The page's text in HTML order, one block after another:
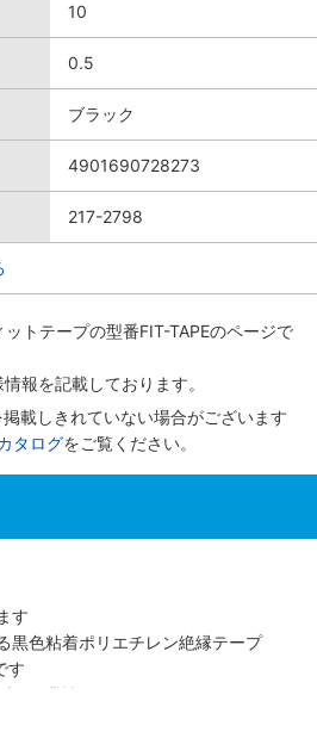
10
0.5
ブラック
4901690728273
217-2798
ットテープの型番FIT-TAPEのページで
報を記載しております。
載しきれていない場合がございます
タログをご覧ください。
す
黒色粘着ポリエチレン絶縁テープ
す
、作業性に優れています
ち、耐候性に優れています